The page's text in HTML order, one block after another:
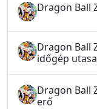
Dragon Ball
Dragon Ball
időgép utasa
Dragon Ball
erő